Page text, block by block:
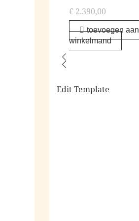
€ 2.390,00
toevoegen aan
winkelmand
Edit Template